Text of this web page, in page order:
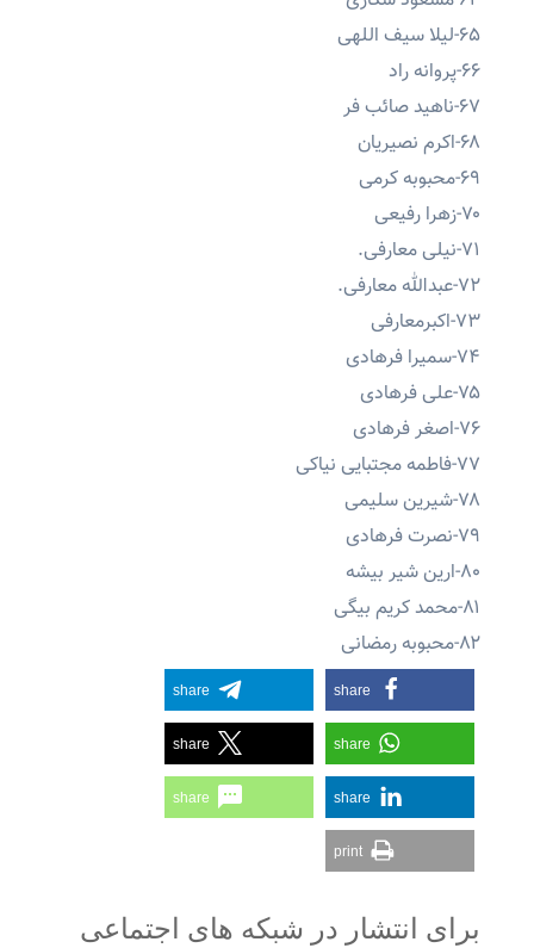
۶۵-لیلا سیف اللهی
۶۶-پروانه راد
۶۷-ناهید صائب فر
۶۸-اکرم نصیریان
۶۹-محبوبه کرمی
۷۰-زهرا رفیعی
۷۱-نیلی معارفی.
۷۲-عبدالله معارفی.
۷۳-اکبرمعارفی
۷۴-سمیرا فرهادی
۷۵-علی فرهادی
۷۶-اصغر فرهادی
۷۷-فاطمه مجتبایی نیاکی
۷۸-شیرین سلیمی
۷۹-نصرت فرهادی
۸۰-ارین شیر بیشه
۸۱-محمد کریم بیگی
۸۲-محبوبه رمضانی
share
share
share
share
share
share
print
برای انتشار در شبکه های اجتماعی